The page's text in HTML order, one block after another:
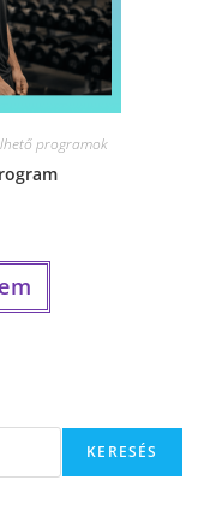
programok
KERESÉS